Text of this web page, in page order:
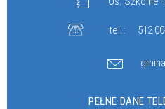
tel.: 512
PEŁNE DANE